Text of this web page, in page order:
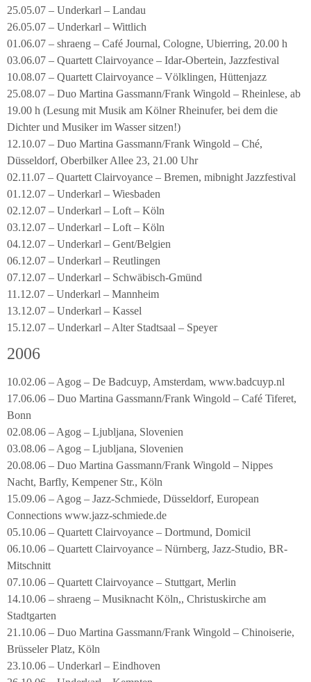
25.05.07 – Underkarl – Landau
26.05.07 – Underkarl – Wittlich
01.06.07 – shraeng – Café Journal, Cologne, Ubierring, 20.00 h
03.06.07 – Quartett Clairvoyance – Idar-Obertein, Jazzfestival
10.08.07 – Quartett Clairvoyance – Völklingen, Hüttenjazz
25.08.07 – Duo Martina Gassmann/Frank Wingold – Rheinlese, ab
19.00 h (Lesung mit Musik am Kölner Rheinufer, bei dem die
Dichter und Musiker im Wasser sitzen!)
12.10.07 – Duo Martina Gassmann/Frank Wingold – Ché,
Düsseldorf, Oberbilker Allee 23, 21.00 Uhr
02.11.07 – Quartett Clairvoyance – Bremen, mibnight Jazzfestival
01.12.07 – Underkarl – Wiesbaden
02.12.07 – Underkarl – Loft – Köln
03.12.07 – Underkarl – Loft – Köln
04.12.07 – Underkarl – Gent/Belgien
06.12.07 – Underkarl – Reutlingen
07.12.07 – Underkarl – Schwäbisch-Gmünd
11.12.07 – Underkarl – Mannheim
13.12.07 – Underkarl – Kassel
15.12.07 – Underkarl – Alter Stadtsaal – Speyer
2006
10.02.06 – Agog – De Badcuyp, Amsterdam, www.badcuyp.nl
17.06.06 – Duo Martina Gassmann/Frank Wingold – Café Tiferet,
Bonn
02.08.06 – Agog – Ljubljana, Slovenien
03.08.06 – Agog – Ljubljana, Slovenien
20.08.06 – Duo Martina Gassmann/Frank Wingold – Nippes
Nacht, Barfly, Kempener Str., Köln
15.09.06 – Agog – Jazz-Schmiede, Düsseldorf, European
Connections www.jazz-schmiede.de
05.10.06 – Quartett Clairvoyance – Dortmund, Domicil
06.10.06 – Quartett Clairvoyance – Nürnberg, Jazz-Studio, BR-
Mitschnitt
07.10.06 – Quartett Clairvoyance – Stuttgart, Merlin
14.10.06 – shraeng – Musiknacht Köln,, Christuskirche am
Stadtgarten
21.10.06 – Duo Martina Gassmann/Frank Wingold – Chinoiserie,
Brüsseler Platz, Köln
23.10.06 – Underkarl – Eindhoven